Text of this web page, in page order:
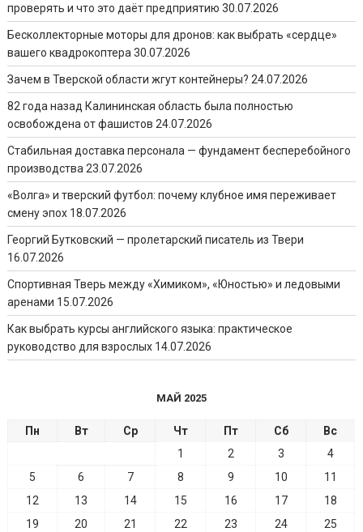
проверять и что это даёт предприятию 30.07.2026
Бесколлекторные моторы для дронов: как выбрать «сердце»
вашего квадрокоптера 30.07.2026
Зачем в Тверской области жгут контейнеры? 24.07.2026
82 года назад Калининская область была полностью
освобождена от фашистов 24.07.2026
Стабильная доставка персонала — фундамент бесперебойного
производства 23.07.2026
«Волга» и тверский футбол: почему клубное имя переживает
смену эпох 18.07.2026
Георгий Бутковский — пролетарский писатель из Твери
16.07.2026
Спортивная Тверь между «Химиком», «Юностью» и ледовыми
аренами 15.07.2026
Как выбрать курсы английского языка: практическое
руководство для взрослых 14.07.2026
МАЙ 2025
Пн Вт Ср Чт Пт Сб
Вс
1
2 3
4
5
6 7 8 9 10
11
12
13 14 15 16 17
18
19
20 21 22 23 24
25